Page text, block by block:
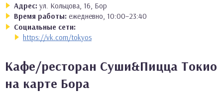
Адрес: ул. Кольцова, 16, Бор
Время работы: ежедневно, 10:00–23:40
Социальные сети:
https://vk.com/tokyos
Кафе/ресторан Суши&Пицца Токио
на карте Бора